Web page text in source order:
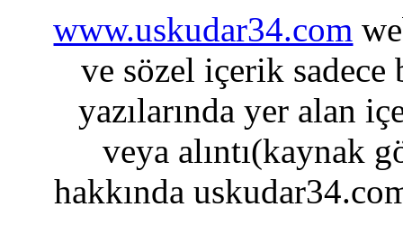
www.uskudar34.com
ve sözel içerik sadece
yazılarında yer alan
veya alıntı(kaynak
hakkında